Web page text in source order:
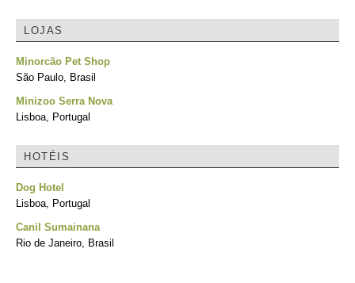
LOJAS
Minorcão Pet Shop
São Paulo, Brasil
Minizoo Serra Nova
Lisboa, Portugal
HOTÉIS
Dog Hotel
Lisboa, Portugal
Canil Sumainana
Rio de Janeiro, Brasil